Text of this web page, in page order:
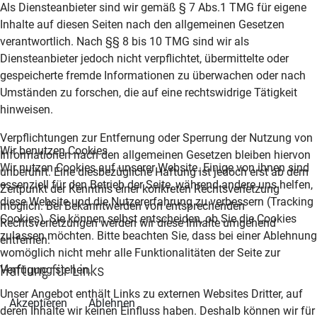
Als Diensteanbieter sind wir gemäß § 7 Abs.1 TMG für eigene
Inhalte auf diesen Seiten nach den allgemeinen Gesetzen
verantwortlich. Nach §§ 8 bis 10 TMG sind wir als
Diensteanbieter jedoch nicht verpflichtet, übermittelte oder
gespeicherte fremde Informationen zu überwachen oder nach
Umständen zu forschen, die auf eine rechtswidrige Tätigkeit
hinweisen.
Verpflichtungen zur Entfernung oder Sperrung der Nutzung von
Informationen nach den allgemeinen Gesetzen bleiben hiervon
unberührt. Eine diesbezügliche Haftung ist jedoch erst ab dem
Zeitpunkt der Kenntnis einer konkreten Rechtsverletzung
möglich. Bei Bekanntwerden von entsprechenden
Rechtsverletzungen werden wir diese Inhalte umgehend
entfernen.
Haftung für Links
Unser Angebot enthält Links zu externen Websites Dritter, auf
deren Inhalte wir keinen Einfluss haben. Deshalb können wir für
Wir benutzen Cookies
Wir nutzen Cookies auf unserer Website. Einige von ihnen sind
essenziell für den Betrieb der Seite, während andere uns helfen,
diese Website und die Nutzererfahrung zu verbessern (Tracking
Cookies). Sie können selbst entscheiden, ob Sie die Cookies
zulassen möchten. Bitte beachten Sie, dass bei einer Ablehnung
womöglich nicht mehr alle Funktionalitäten der Seite zur
Verfügung stehen.
Akzeptieren
Ablehnen